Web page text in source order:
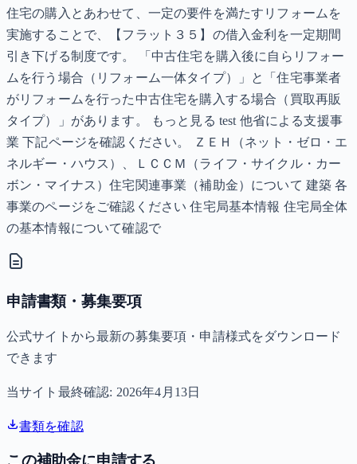
住宅の購入とあわせて、一定の要件を満たすリフォームを
実施することで、【フラット３５】の借入金利を一定期間
引き下げる制度です。 「中古住宅を購入後に自らリフォー
ムを行う場合（リフォーム一体タイプ）」と「住宅事業者
がリフォームを行った中古住宅を購入する場合（買取再販
タイプ）」があります。 もっと見る test 他省による支援事
業 下記ページを確認ください。 ＺＥＨ（ネット・ゼロ・エ
ネルギー・ハウス）、ＬＣＣＭ（ライフ・サイクル・カー
ボン・マイナス）住宅関連事業（補助金）について 建築 各
事業のページをご確認ください 住宅局基本情報 住宅局全体
の基本情報について確認で
申請書類・募集要項
公式サイトから最新の募集要項・申請様式をダウンロード
できます
当サイト最終確認: 2026年4月13日
書類を確認